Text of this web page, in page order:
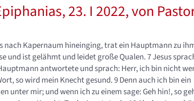
23. I 2022, von
nach Kapernaum hineinging, trat ein Hauptmann zu
und ist gelähmt und leidet große Qualen. 7 Jesus
antwortete und sprach: Herr, ich bin nicht
so wird mein Knecht gesund. 9 Denn auch ich bin ein
unter mir; und wenn ich zu einem sage: Geh hin!, so